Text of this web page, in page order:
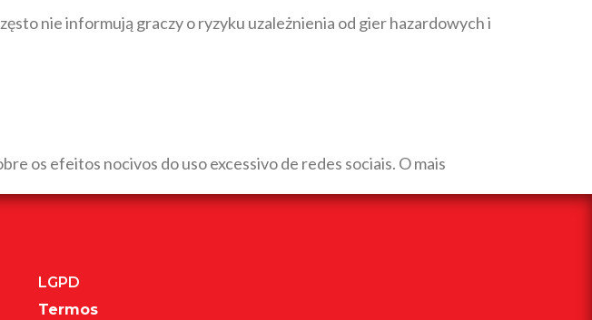
nie informują graczy o ryzyku uzależnienia od gier hazardowych i
os efeitos nocivos do uso excessivo de redes sociais. O mais
LGPD
Termos